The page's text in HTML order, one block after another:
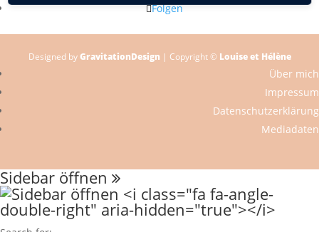
Folgen
Designed byGravitationDesign | Copyright © Louise et Hélène
Über mich
Impressum
Datenschutzerklärung
Mediadaten
Sidebar öffnen